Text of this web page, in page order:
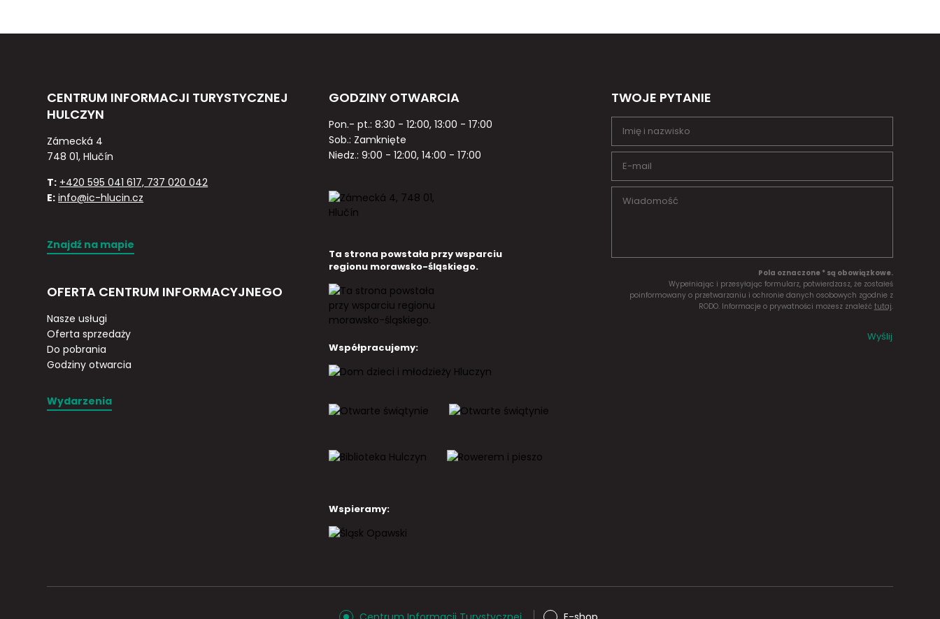
CENTRUM INFORMACJI TURYSTYCZNEJ
HULCZYN
Zámecká 4
748 01, Hlučín
T: +420 595 041 617, 737 020 042
E: info@ic-hlucin.cz
Znajdź na mapie
OFERTA CENTRUM INFORMACYJNEGO
Nasze usługi
Oferta sprzedaży
Do pobrania
Godziny otwarcia
Wydarzenia
GODZINY OTWARCIA
Pon.- pt.: 8:30 - 12:00, 13:00 - 17:00
Sob.: Zamknięte
Niedz.: 9:00 - 12:00, 14:00 - 17:00
Ta strona powstała przy wsparciu
regionu morawsko-śląskiego.
Współpracujemy:
Wspieramy:
TWOJE PYTANIE
Pola oznaczone * są obowiązkowe.
Wypełniając i przesyłając formularz, potwierdzasz, że zostałeś
poinformowany o przetwarzaniu i ochronie danych osobowych zgodnie z
RODO. Informacje o prywatności możesz znaleźć tutaj.
Wyślij